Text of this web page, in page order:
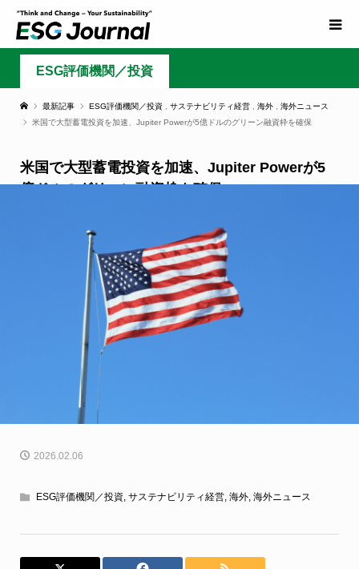
ESG評価機関／投資
最新記事 ESG評価機関／投資 サステナビリティ経営 海外
海外ニュース
米国で大型蓄電投資を加速、Jupiter Powerが5億ドルのグリーン融資枠を確保
米国で大型蓄電投資を加速、Jupiter Powerが5
億ドルのグリーン融資枠を確保
2026.02.06
ESG評価機関／投資, サステナビリティ経営, 海外, 海外ニュース